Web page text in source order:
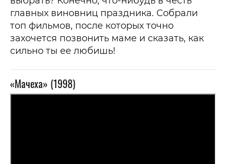
главных виновниц праздника. Собрали
топ фильмов, после которых точно
захочется позвонить маме и сказать, как
сильно ты ее любишь!
«Мачеха» (1998)